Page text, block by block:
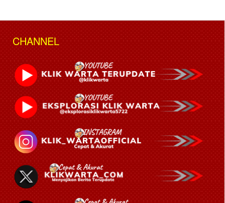
CHANNEL